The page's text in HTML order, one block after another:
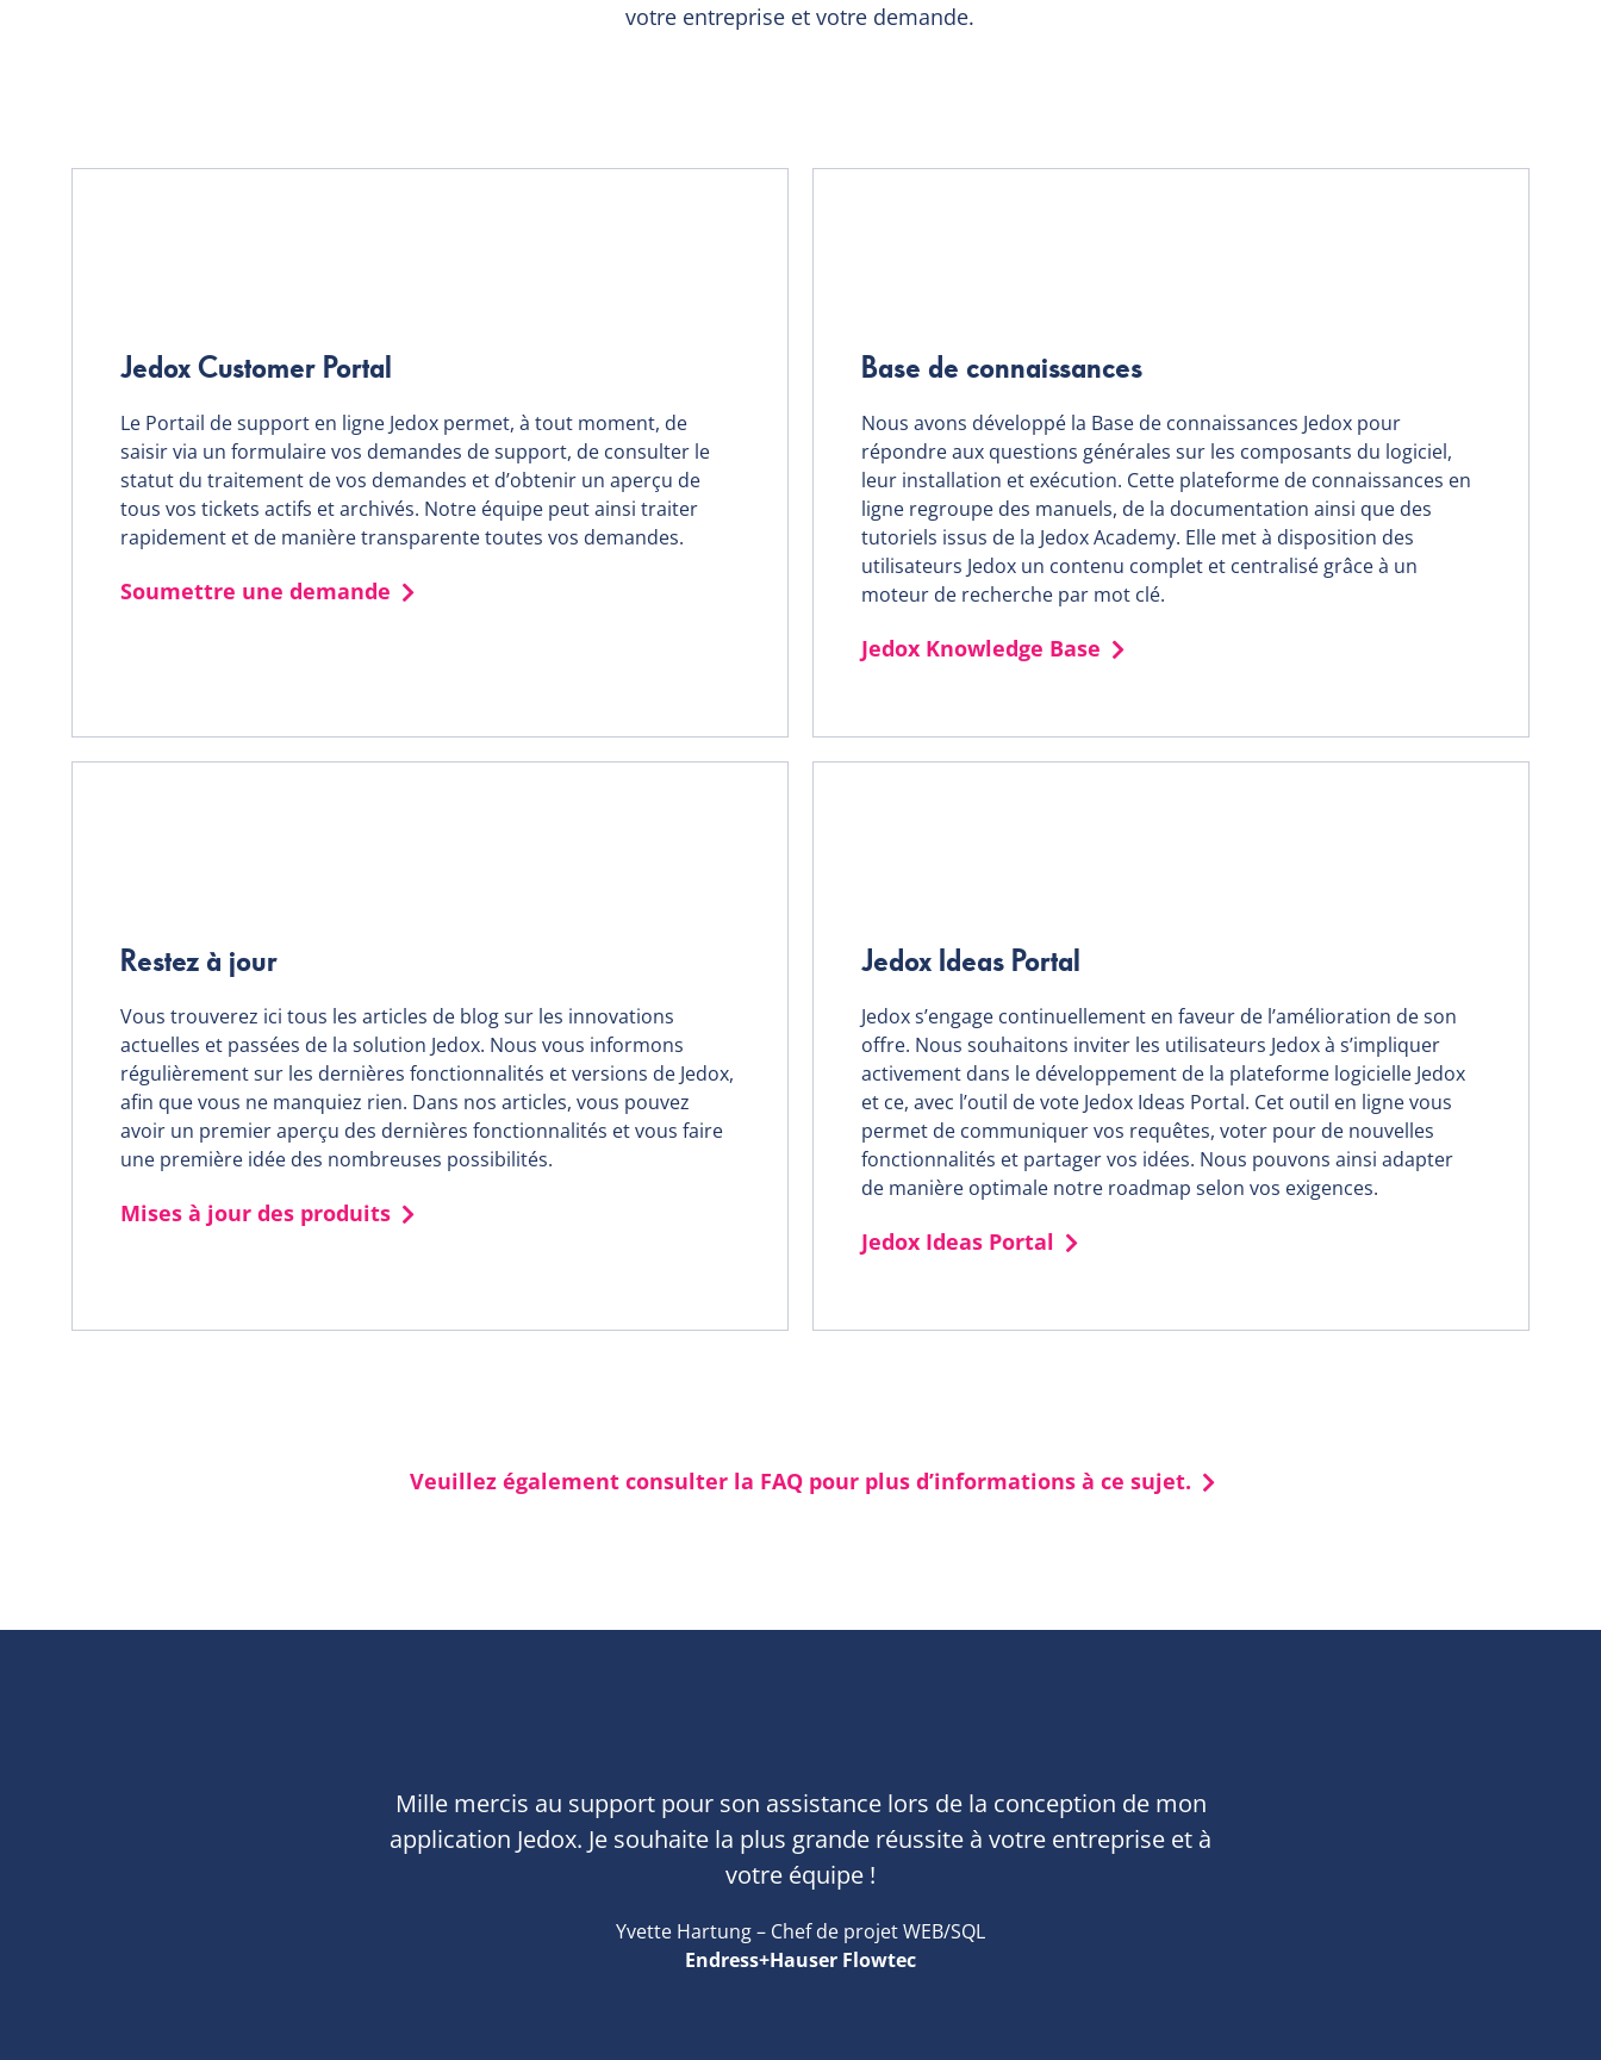
votre entreprise et votre demande.
Jedox Customer Portal
Le Portail de support en ligne Jedox permet, à tout moment, de
saisir via un formulaire vos demandes de support, de consulter le
statut du traitement de vos demandes et d’obtenir un aperçu de
tous vos tickets actifs et archivés. Notre équipe peut ainsi traiter
rapidement et de manière transparente toutes vos demandes.
Soumettre une demande​
Base de connaissances
Nous avons développé la Base de connaissances Jedox pour
répondre aux questions générales sur les composants du logiciel,
leur installation et exécution. Cette plateforme de connaissances en
ligne regroupe des manuels, de la documentation ainsi que des
tutoriels issus de la Jedox Academy. Elle met à disposition des
utilisateurs Jedox un contenu complet et centralisé grâce à un
moteur de recherche par mot clé.
Jedox Knowledge Base
Restez à jour
Vous trouverez ici tous les articles de blog sur les innovations
actuelles et passées de la solution Jedox. Nous vous informons
régulièrement sur les dernières fonctionnalités et versions de Jedox,
afin que vous ne manquiez rien. Dans nos articles, vous pouvez
avoir un premier aperçu des dernières fonctionnalités et vous faire
une première idée des nombreuses possibilités.
Mises à jour des produits
Jedox Ideas Portal
Jedox s’engage continuellement en faveur de l’amélioration de son
offre. Nous souhaitons inviter les utilisateurs Jedox à s’impliquer
activement dans le développement de la plateforme logicielle Jedox
et ce, avec l’outil de vote Jedox Ideas Portal. Cet outil en ligne vous
permet de communiquer vos requêtes, voter pour de nouvelles
fonctionnalités et partager vos idées. Nous pouvons ainsi adapter
de manière optimale notre roadmap selon vos exigences.
Jedox Ideas Portal
Veuillez également consulter la FAQ pour plus d’informations à ce sujet.
Mille mercis au support pour son assistance lors de la conception de mon
application Jedox. Je souhaite la plus grande réussite à votre entreprise et à
votre équipe !
Yvette Hartung – Chef de projet WEB/SQL
Endress+Hauser Flowtec